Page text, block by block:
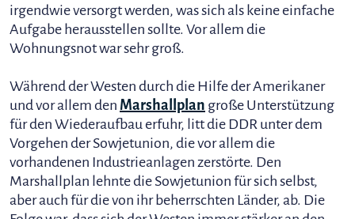
irgendwie versorgt werden, was sich als keine einfache
Aufgabe herausstellen sollte. Vor allem die
Wohnungsnot war sehr groß.
Während der Westen durch die Hilfe der Amerikaner
und vor allem den Marshallplan große Unterstützung
für den Wiederaufbau erfuhr, litt die DDR unter dem
Vorgehen der Sowjetunion, die vor allem die
vorhandenen Industrieanlagen zerstörte. Den
Marshallplan lehnte die Sowjetunion für sich selbst,
aber auch für die von ihr beherrschten Länder, ab. Die